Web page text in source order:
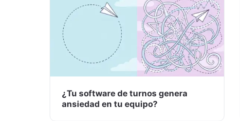
¿Tu software de turnos genera
ansiedad en tu equipo?